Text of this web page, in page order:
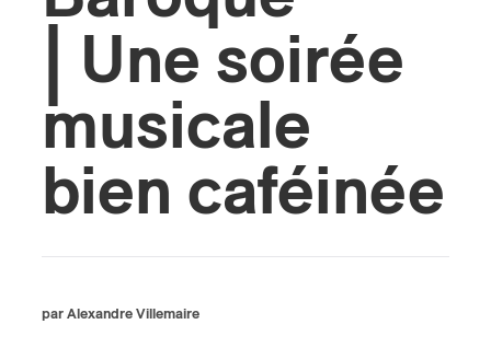
| Une soirée
musicale
bien caféinée
par Alexandre Villemaire